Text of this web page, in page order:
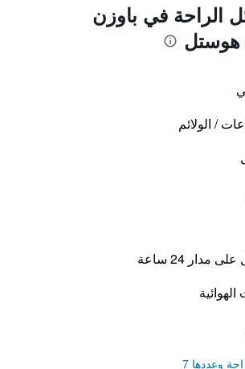
الراحة في باوزن
/ الولائم
24 ساعة
وعددها 7